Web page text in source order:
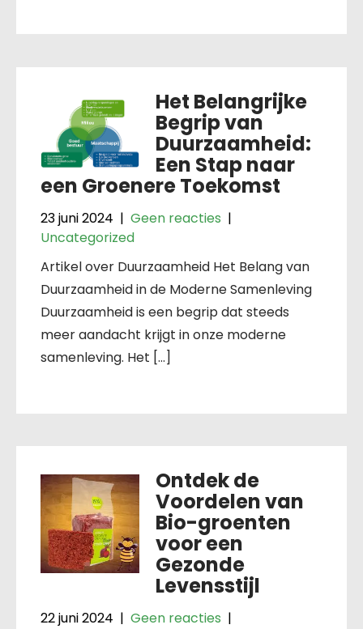
Het Belangrijke
Begrip van
Duurzaamheid:
Een Stap naar
een Groenere Toekomst
23 juni 2024 | Geen reacties |
Uncategorized
Artikel over Duurzaamheid Het Belang van
Duurzaamheid in de Moderne Samenleving
Duurzaamheid is een begrip dat steeds
meer aandacht krijgt in onze moderne
samenleving. Het […]
Ontdek de
Voordelen van
Bio-groenten
voor een
Gezonde
Levensstijl
22 juni 2024 | Geen reacties |